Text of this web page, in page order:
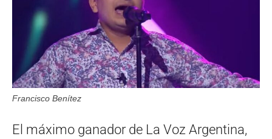
Francisco Benítez
El máximo ganador de La Voz Argentina,